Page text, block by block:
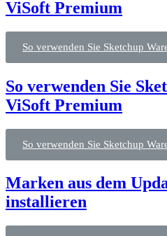
ViSoft Premium
So verwenden Sie Sketchup
So verwenden Sie
ViSoft Premium
So verwenden Sie Sketchup
Marken aus dem
installieren